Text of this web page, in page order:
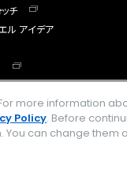
チ
ル アイデア
more information
Policy. Before
can change them